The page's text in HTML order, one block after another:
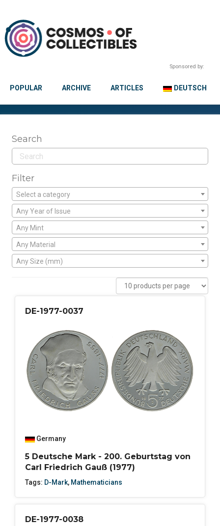
Sponsored by:
POPULAR ARCHIVE ARTICLES DEUTSCH
Search
Filter
Select a category
Any Year of Issue
Any Mint
Any Material
Any Size (mm)
DE-1977-0037
Germany
5 Deutsche Mark - 200. Geburtstag von
Carl Friedrich Gauß (1977)
Tags: D-Mark, Mathematicians
DE-1977-0038